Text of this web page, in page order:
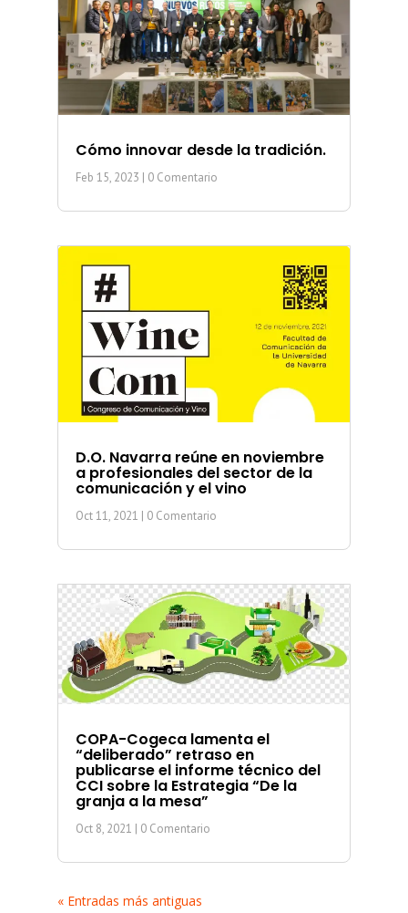
Cómo innovar desde la tradición.
Feb 15, 2023 | 0 Comentario
D.O. Navarra reúne en noviembre
a profesionales del sector de la
comunicación y el vino
Oct 11, 2021 | 0 Comentario
COPA-Cogeca lamenta el
“deliberado” retraso en
publicarse el informe técnico del
CCI sobre la Estrategia “De la
granja a la mesa”
Oct 8, 2021 | 0 Comentario
« Entradas más antiguas